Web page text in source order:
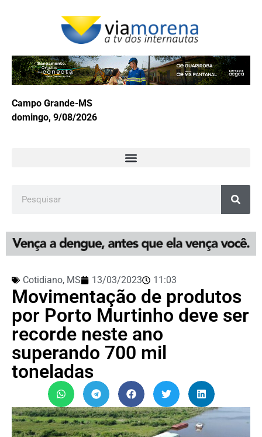
Campo Grande-MS
domingo, 9/08/2026
Cotidiano, MS 13/03/2023 11:03
Movimentação de produtos
por Porto Murtinho deve ser
recorde neste ano
superando 700 mil
toneladas